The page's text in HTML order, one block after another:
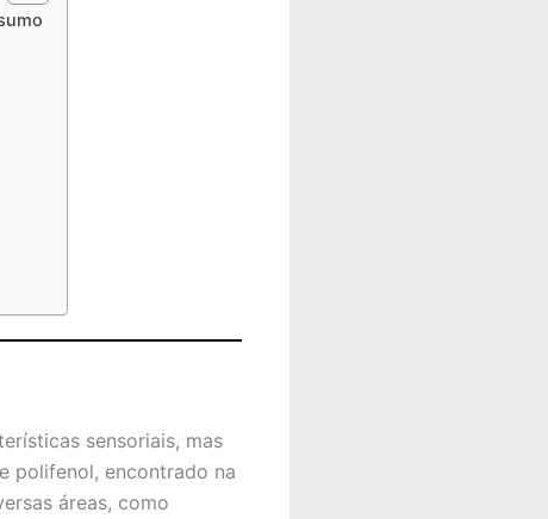
sensoriais, mas
polifenol, encontrado na
áreas, como